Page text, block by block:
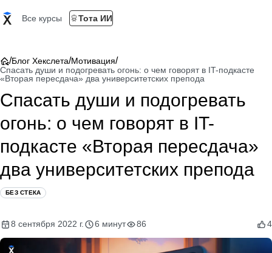
Все курсы Тота ИИ
/Блог Хекслета/Мотивация/
Спасать души и подогревать огонь: о чем говорят в IT-подкасте
«Вторая пересдача» два университетских препода
Спасать души и подогревать
огонь: о чем говорят в IT-
подкасте «Вторая пересдача»
два университетских препода
БЕЗ СТЕКА
8 сентября 2022 г. 6 минут 86 4